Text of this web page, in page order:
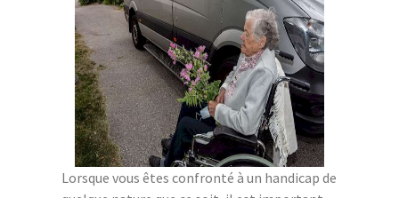
Lorsque vous êtes confronté à un handicap de